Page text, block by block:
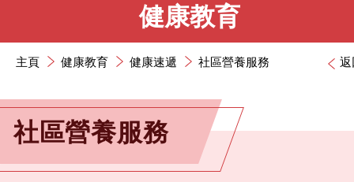
健康教育
返
主頁 健康教育 健康速遞 社區營養服務
社區營養服務